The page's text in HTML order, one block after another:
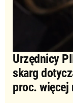
Urzędnicy
skarg
proc. więcej